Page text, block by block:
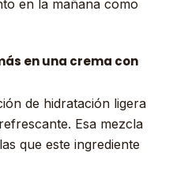
en la mañana como
en una crema con
de hidratación ligera
Esa mezcla
que este ingrediente